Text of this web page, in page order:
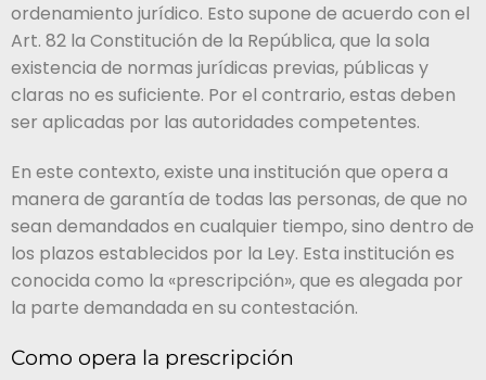
ordenamiento jurídico. Esto supone de acuerdo con el
Art. 82 la Constitución de la República, que la sola
existencia de normas jurídicas previas, públicas y
claras no es suficiente. Por el contrario, estas deben
ser aplicadas por las autoridades competentes.
En este contexto, existe una institución que opera a
manera de garantía de todas las personas, de que no
sean demandados en cualquier tiempo, sino dentro de
los plazos establecidos por la Ley. Esta institución es
conocida como la «prescripción», que es alegada por
la parte demandada en su contestación.
Como opera la prescripción